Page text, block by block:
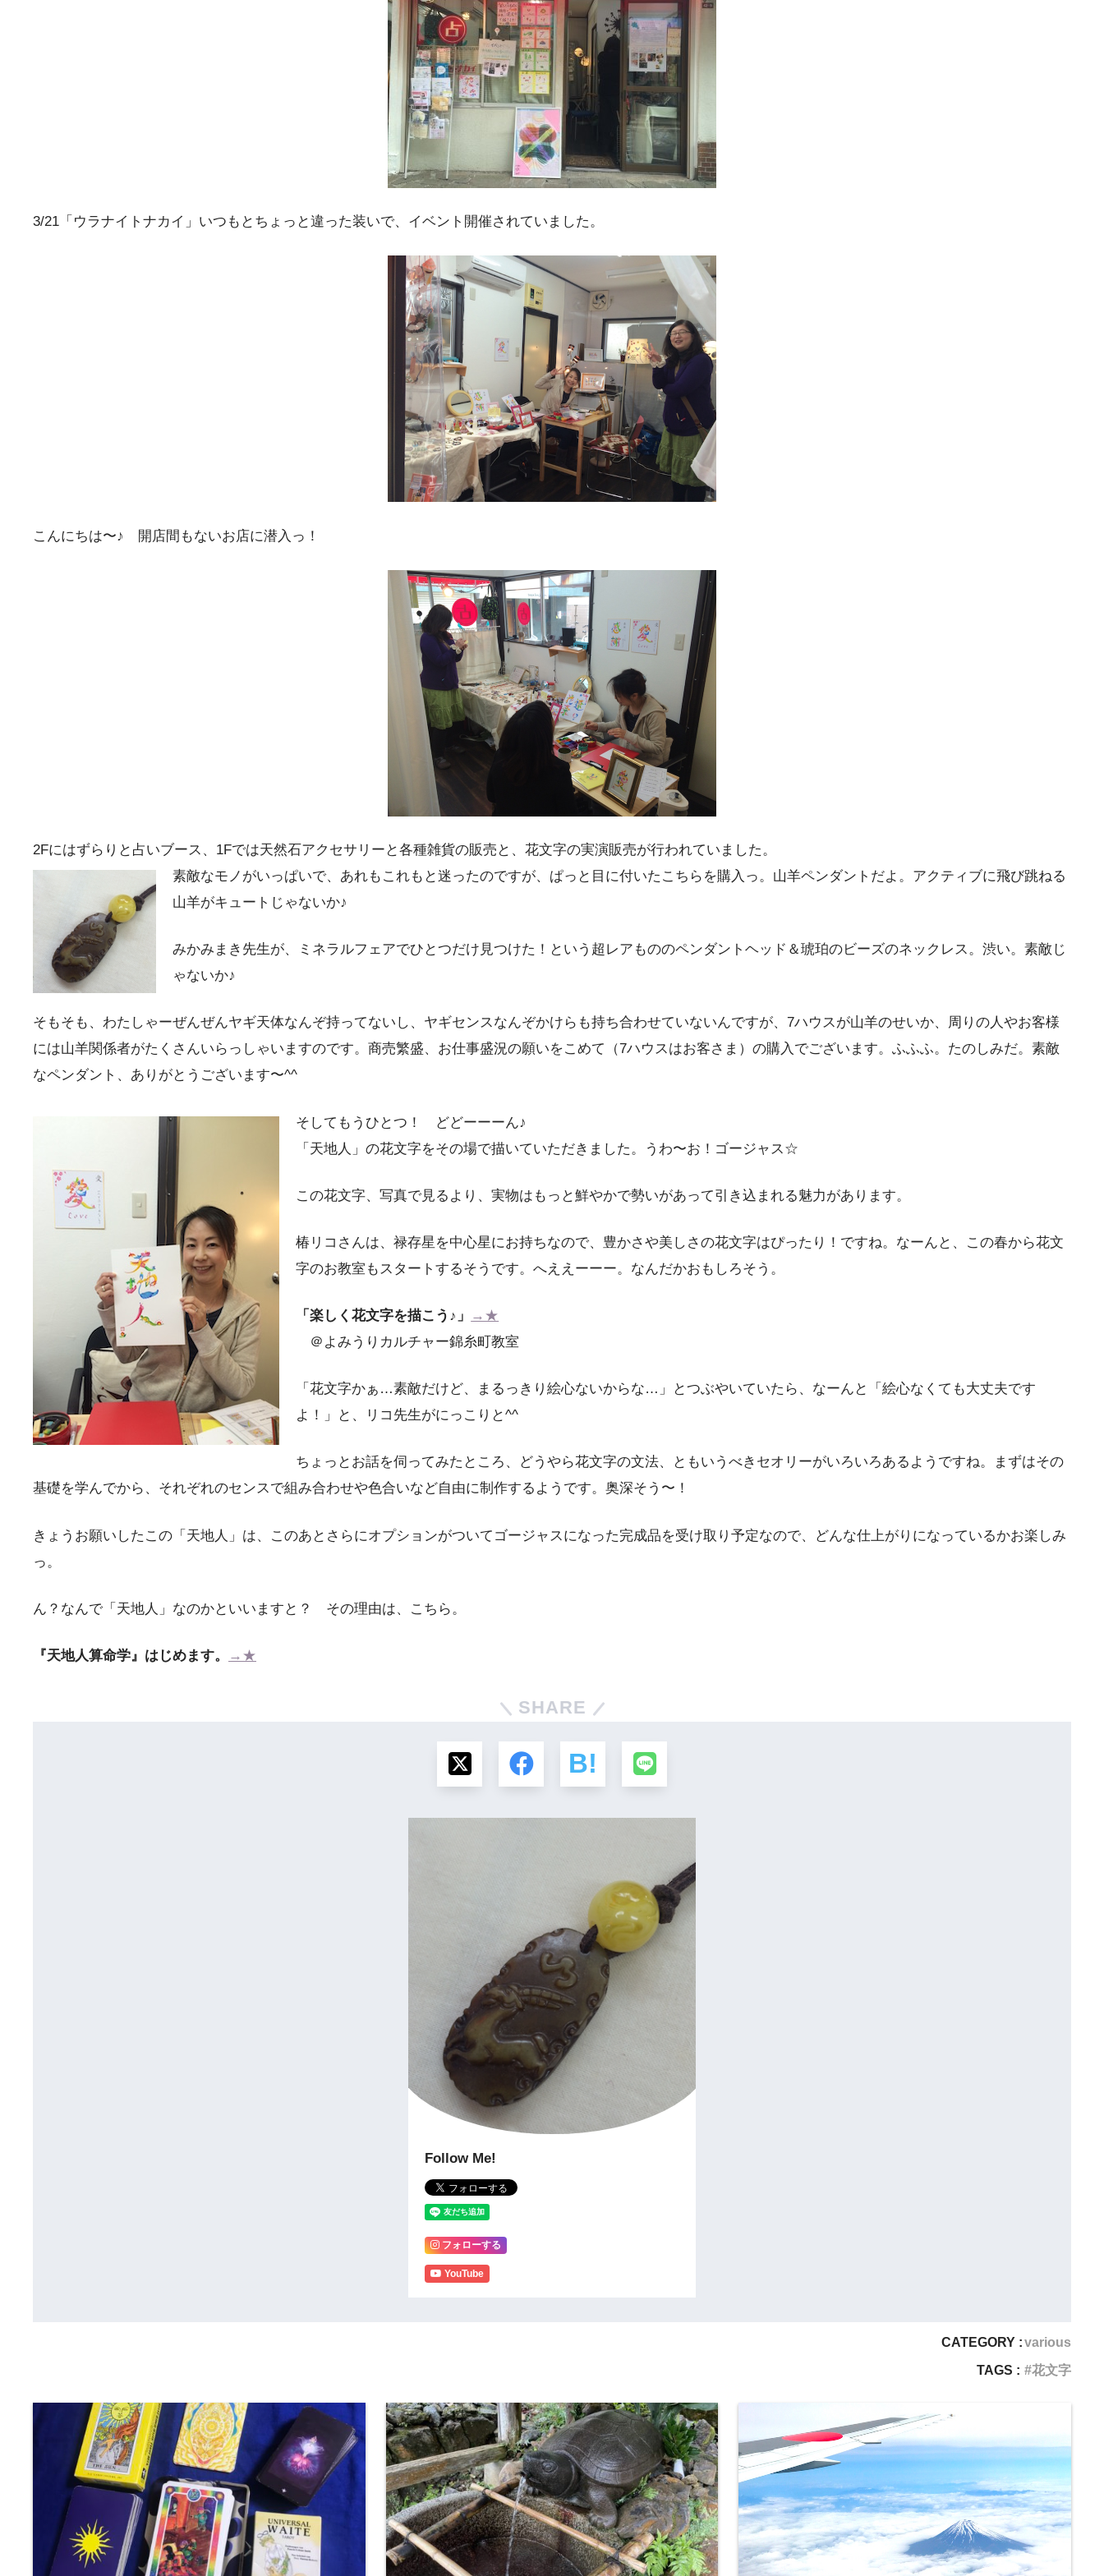
3/21「ウラナイトナカイ」いつもとちょっと違った装いで、イベント開催されていました。
こんにちは〜♪ 開店間もないお店に潜入っ！
2Fにはずらりと占いブース、1Fでは天然石アクセサリーと各種雑貨の販売と、花文字の実演販売が行われていました。
素敵なモノがいっぱいで、あれもこれもと迷ったのですが、ぱっと目に付いたこちらを購入っ。山羊ペンダントだよ。アクティブに飛び跳ねる
山羊がキュートじゃないか♪
みかみまき先生が、ミネラルフェアでひとつだけ見つけた！という超レアもののペンダントヘッド＆琥珀のビーズのネックレス。渋い。素敵じ
ゃないか♪
そもそも、わたしゃーぜんぜんヤギ天体なんぞ持ってないし、ヤギセンスなんぞかけらも持ち合わせていないんですが、7ハウスが山羊のせいか、周りの人やお客様
には山羊関係者がたくさんいらっしゃいますのです。商売繁盛、お仕事盛況の願いをこめて（7ハウスはお客さま）の購入でございます。ふふふ。たのしみだ。素敵
なペンダント、ありがとうございます〜^^
そしてもうひとつ！ どどーーーん♪
「天地人」の花文字をその場で描いていただきました。うわ〜お！ゴージャス☆
この花文字、写真で見るより、実物はもっと鮮やかで勢いがあって引き込まれる魅力があります。
椿リコさんは、禄存星を中心星にお持ちなので、豊かさや美しさの花文字はぴったり！ですね。なーんと、この春から花文
字のお教室もスタートするそうです。へええーーー。なんだかおもしろそう。
「楽しく花文字を描こう♪」
→★
＠よみうりカルチャー錦糸町教室
「花文字かぁ…素敵だけど、まるっきり絵心ないからな…」とつぶやいていたら、なーんと「絵心なくても大丈夫です
よ！」と、リコ先生がにっこりと^^
ちょっとお話を伺ってみたところ、どうやら花文字の文法、ともいうべきセオリーがいろいろあるようですね。まずはその
基礎を学んでから、それぞれのセンスで組み合わせや色合いなど自由に制作するようです。奥深そう〜！
きょうお願いしたこの「天地人」は、このあとさらにオプションがついてゴージャスになった完成品を受け取り予定なので、どんな仕上がりになっているかお楽しみ
っ。
ん？なんで「天地人」なのかといいますと？ その理由は、こちら。
『天地人算命学』はじめます。 →★
SHARE
Follow Me!
フォローする
YouTube
CATEGORY :various
TAGS :
花文字